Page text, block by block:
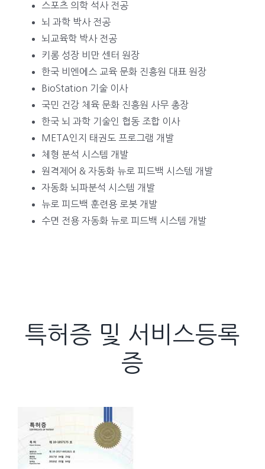
스포츠 의학 석사 전공
뇌 과학 박사 전공
뇌교육학 박사 전공
키롱 성장 비만 센터 원장
한국 비엔에스 교육 문화 진흥원 대표 원장
BioStation 기술 이사
국민 건강 체육 문화 진흥원 사무 총장
한국 뇌 과학 기술인 협동 조합 이사
META인지 태권도 프로그램 개발
체형 분석 시스템 개발
원격제어 & 자동화 뉴로 피드백 시스템 개발
자동화 뇌파분석 시스템 개발
뉴로 피드백 훈련용 로봇 개발
수면 전용 자동화 뉴로 피드백 시스템 개발
특허증 및 서비스등록
증